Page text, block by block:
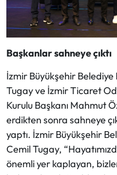
Başkanlar sahneye çıktı
İzmir Büyükşehir Belediye
Tugay ve İzmir Ticaret
Kurulu Başkanı Mahmut
erdikten sonra sahneye
yaptı. İzmir Büyükşehir
Cemil Tugay,
önemli yer kaplayan,